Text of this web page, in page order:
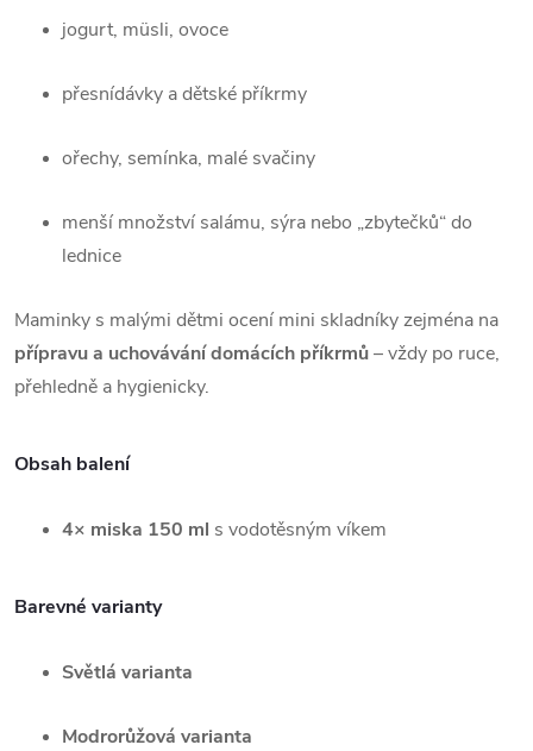
jogurt, müsli, ovoce
přesnídávky a dětské příkrmy
ořechy, semínka, malé svačiny
menší množství salámu, sýra nebo „zbytečků“ do
lednice
Maminky s malými dětmi ocení mini skladníky zejména na
přípravu a uchovávání domácích příkrmů– vždy po ruce,
přehledně a hygienicky.
Obsah balení
4× miska 150 ml s vodotěsným víkem
Barevné varianty
Světlá varianta
Modrorůžová varianta